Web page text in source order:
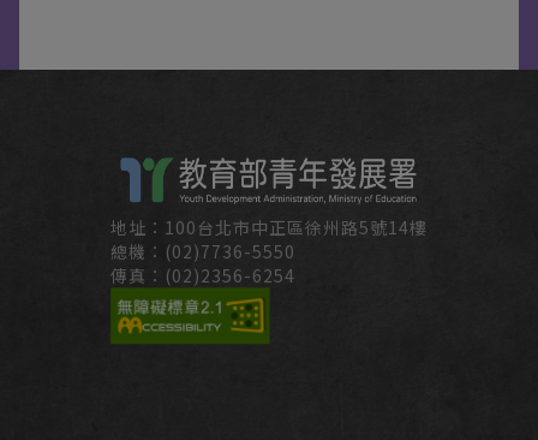
地址：100台北市中正區徐州路5號14樓
總機：(02)7736-5550
傳真：(02)2356-6254